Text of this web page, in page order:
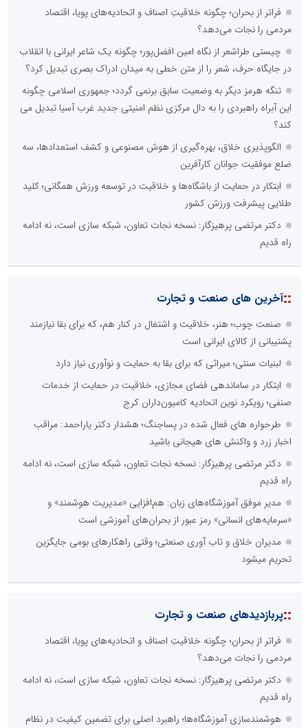
فراتر از بحران؛ چگونه خلاقیتِ اصناف و اتحادیه‌های پویا، اقتصاد
مردمی را نجات می‌دهد؟
چیستی طراشعر از نگاه امین افضل‌پور؛ چگونه یک شاعر ایرانی با انقلاب
در جایگاه حرف، شعر را از متن خطی به میدان ادراک بصری تبدیل کرد؟
تنگه هرمز دیگر به وضعیت سابق برنمی گردد؛ جمهوری اسلامی چگونه
این آبراه راهبردی را به دال مرکزی نظم امنیتی جدید غرب آسیا تبدیل می
کند؟
الگوپذیری خلاق، بهره‌گیری از هوش مصنوعی و کشف استعدادها، سه
ضلع موفقیت جوانان کارآفرین
ابتکار در حمایت از باشگاه‌ها و خلاقیت در توسعه ورزش همگانی؛ کلید
طلایی پیشرفت ورزش کشور
دکتر مرتضی پرهیزگار: نسخه نجات تعاون، شبکه سازی است، نه ادامه
راه قدیم
::آخرین های صنعت و تجارت
صنعت چوب؛ هنر، خلاقیت و اشتغال در کنار هم، که برای بقا نیازمند
پشتیبانی از کالای ایرانی است
لبنیات سنتی؛ میراثی که برای بقا به حمایت و نوآوری نیاز دارد
ابتکار در ساماندهی فضای مجازی، خلاقیت در حمایت از خدمات
صنفی؛ رویکرد نوین اتحادیه کامیون‌داران کرج
طرحواره های فعال شده در پساجنگ؛ هشدار دکتر یاراحمد: مراقب
اخبار زرد و واکنش های هیجانی باشید
دکتر مرتضی پرهیزگار: نسخه نجات تعاون، شبکه سازی است، نه ادامه
راه قدیم
مدیر موفق آموزشگاه‌های زبان: هم‌افزایی «مدیریت هوشمند» و
«سرمایه‌های انسانی» رمز عبور از بحران‌های آموزشی است
مدیران خلاق و تاب آوری صنعتی؛ وقتی راهکارهای بومی جایگزین
تحریم میشود
::پربازدیدهای صنعت و تجارت
فراتر از بحران؛ چگونه خلاقیتِ اصناف و اتحادیه‌های پویا، اقتصاد
مردمی را نجات می‌دهد؟
دکتر مرتضی پرهیزگار: نسخه نجات تعاون، شبکه سازی است، نه ادامه
راه قدیم
هوشمندسازی آموزشگاه‌ها؛ راهبرد اصلی برای تضمین کیفیت در نظام